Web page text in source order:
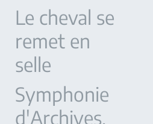
Le cheval se
remet en
selle
Symphonie
d'Archives,